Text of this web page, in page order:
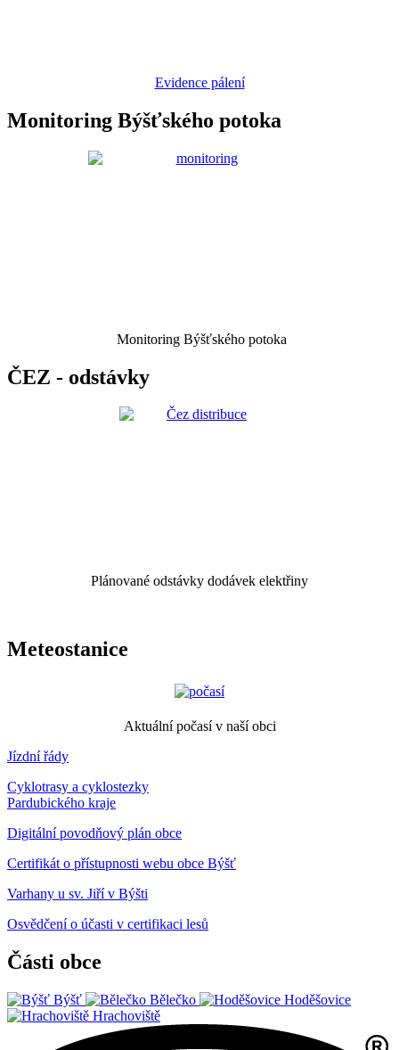
Evidence pálení
Monitoring Býšťského potoka
Monitoring Býšťského potoka
ČEZ - odstávky
Plánované odstávky dodávek elektřiny
Meteostanice
Aktuální počasí v naší obci
Jízdní řády
Cyklotrasy a cyklostezky
Pardubického kraje
Digitální povodňový plán obce
Certifikát o přístupnosti webu obce Býšť
Varhany u sv. Jiří v Býšti
Osvědčení o účasti v certifikaci lesů
Části obce
Býšť Bělečko
Hoděšovice
Hrachoviště